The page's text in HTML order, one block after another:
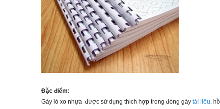
Đặc điểm:
Gáy lò xo nhựa được sử dụng thích hợp trong đóng gáy tài liệu,